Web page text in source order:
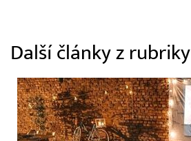
Další články z rubriky